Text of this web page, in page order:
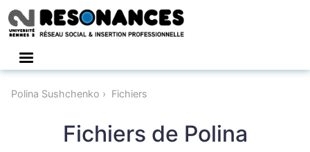
Polina Sushchenko Fichiers
Fichiers de Polina